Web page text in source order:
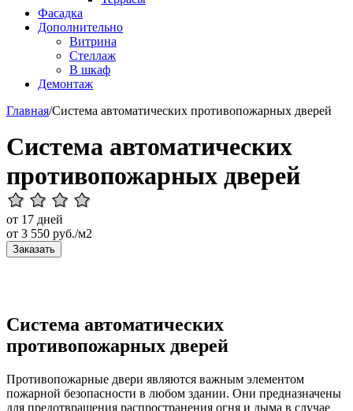
Фасадка
Дополнительно
Витрина
Стеллаж
В шкаф
Демонтаж
Главная/Система автоматических противопожарных дверей
Система автоматических
противопожарных дверей
от 17 дней
от 3 550 руб./м2
Заказать
Система автоматических
противопожарных дверей
Противопожарные двери являются важным элементом
пожарной безопасности в любом здании. Они предназначены
для предотвращения распространения огня и дыма в случае